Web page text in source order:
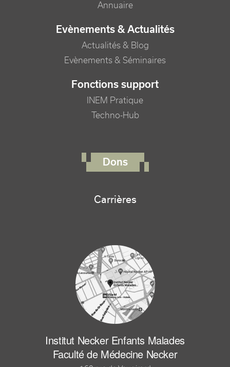
Annuaire
Evènements & Actualités
Actualités & Blog
Evènements & Séminaires
Fonctions support
INEM Pratique
Techno-Hub
Dons
Carrières
Institut Necker Enfants Malades
Faculté de Médecine Necker